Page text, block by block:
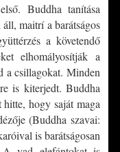
Buddha tanítása
maitrí a barátságos
a követendő
elhomályosítják a
a csillagokat. Minden
is kiterjedt. Buddha
hogy saját maga
(Buddha szavai:
is barátságosan